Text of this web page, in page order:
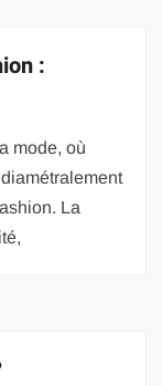
:
mode, où
La